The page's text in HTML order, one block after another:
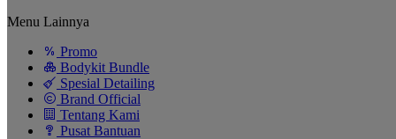
Menu Lainnya
Promo
Bodykit Bundle
Spesial Detailing
Brand Official
Tentang Kami
Pusat Bantuan